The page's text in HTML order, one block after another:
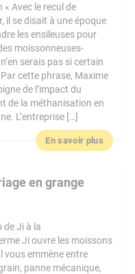
Avec le recul de
il se disait à une époque
les ensileuses pour
moissonneuses-
serais pas si certain
cette phrase, Maxime
de l’impact du
de la méthanisation en
L’entreprise […]
En savoir plus
en grange
de Ji à la
Ji ouvre les moissons
vous emmène entre
panne mécanique,